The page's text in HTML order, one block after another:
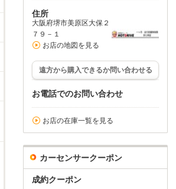
住所
大阪府堺市美原区大保２
７９－１
お店の地図を見る
遠方から購入できるか問い合わせる
お電話でのお問い合わせ
お店の在庫一覧を見る
カーセンサークーポン
成約クーポン